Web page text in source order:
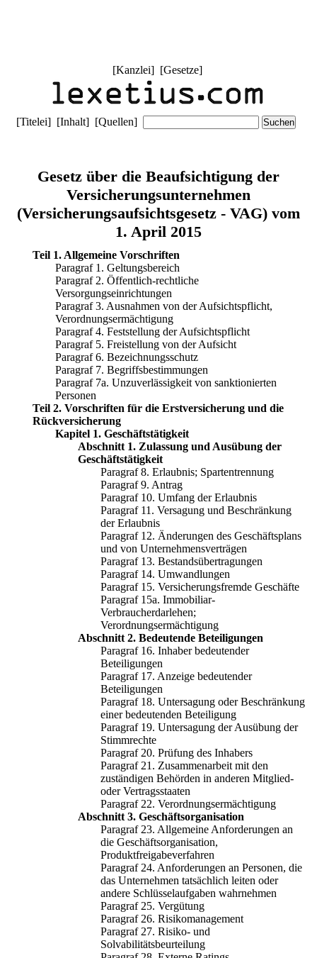
[Kanzlei] [Gesetze]
[Titelei] [Inhalt] [Quellen]
Gesetz über die Beaufsichtigung der
Versicherungsunternehmen
(Versicherungsaufsichtsgesetz - VAG) vom
1. April 2015
Teil 1. Allgemeine Vorschriften
Paragraf 1. Geltungsbereich
Paragraf 2. Öffentlich-rechtliche
Versorgungseinrichtungen
Paragraf 3. Ausnahmen von der Aufsichtspflicht,
Verordnungsermächtigung
Paragraf 4. Feststellung der Aufsichtspflicht
Paragraf 5. Freistellung von der Aufsicht
Paragraf 6. Bezeichnungsschutz
Paragraf 7. Begriffsbestimmungen
Paragraf 7a. Unzuverlässigkeit von sanktionierten
Personen
Teil 2. Vorschriften für die Erstversicherung und die
Rückversicherung
Kapitel 1. Geschäftstätigkeit
Abschnitt 1. Zulassung und Ausübung der
Geschäftstätigkeit
Paragraf 8. Erlaubnis; Spartentrennung
Paragraf 9. Antrag
Paragraf 10. Umfang der Erlaubnis
Paragraf 11. Versagung und Beschränkung
der Erlaubnis
Paragraf 12. Änderungen des Geschäftsplans
und von Unternehmensverträgen
Paragraf 13. Bestandsübertragungen
Paragraf 14. Umwandlungen
Paragraf 15. Versicherungsfremde Geschäfte
Paragraf 15a. Immobiliar-
Verbraucherdarlehen;
Verordnungsermächtigung
Abschnitt 2. Bedeutende Beteiligungen
Paragraf 16. Inhaber bedeutender
Beteiligungen
Paragraf 17. Anzeige bedeutender
Beteiligungen
Paragraf 18. Untersagung oder Beschränkung
einer bedeutenden Beteiligung
Paragraf 19. Untersagung der Ausübung der
Stimmrechte
Paragraf 20. Prüfung des Inhabers
Paragraf 21. Zusammenarbeit mit den
zuständigen Behörden in anderen Mitglied-
oder Vertragsstaaten
Paragraf 22. Verordnungsermächtigung
Abschnitt 3. Geschäftsorganisation
Paragraf 23. Allgemeine Anforderungen an
die Geschäftsorganisation,
Produktfreigabeverfahren
Paragraf 24. Anforderungen an Personen, die
das Unternehmen tatsächlich leiten oder
andere Schlüsselaufgaben wahrnehmen
Paragraf 25. Vergütung
Paragraf 26. Risikomanagement
Paragraf 27. Risiko- und
Solvabilitätsbeurteilung